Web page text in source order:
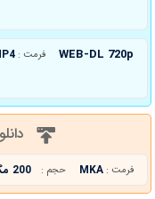
WEB-DL 720p فرمت :
فرمت : MKA حجم : 200 مگابایت